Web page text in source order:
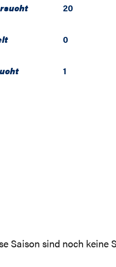
20
0
1
Saison sind noch keine